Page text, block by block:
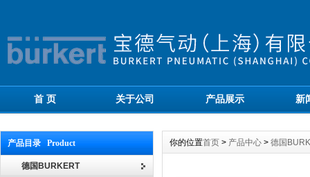
首 页 关于公司 产品展示 新
产品目录 Product
德国BURKERT
你的位置首页 > 产品中心 > 德国